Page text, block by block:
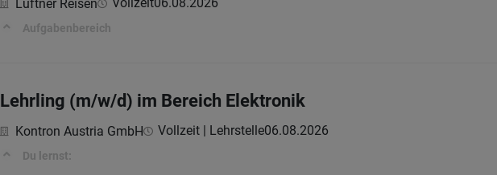
Lüftner Reisen
Aufgabenbereich
Lehrling (m/w/d) im Bereich Elektronik
Kontron Austria GmbH Vollzeit | Lehrstelle06.08.2026
Du lernst: